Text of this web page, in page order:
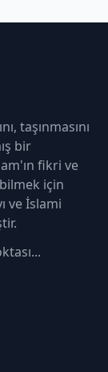
taşınmasını
bir
fikri ve
için
ve İslami